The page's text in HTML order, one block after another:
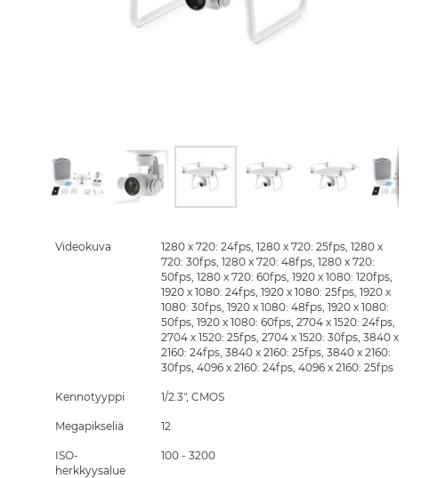
the
Videokuva
1280 x 720: 24fps, 1280 x 720: 25fps, 1280 x
720: 30fps, 1280 x 720: 48fps, 1280 x 720:
50fps, 1280 x 720: 60fps, 1920 x 1080: 120fps,
1920 x 1080: 24fps, 1920 x 1080: 25fps, 1920 x
1080: 30fps, 1920 x 1080: 48fps, 1920 x 1080:
50fps, 1920 x 1080: 60fps, 2704 x 1520: 24fps,
2704 x 1520: 25fps, 2704 x 1520: 30fps, 3840 x
2160: 24fps, 3840 x 2160: 25fps, 3840 x 2160:
30fps, 4096 x 2160: 24fps, 4096 x 2160: 25fps
Kennotyyppi 1/2.3", CMOS
Megapikseliä 12
ISO-
herkkyysalue
100 - 3200